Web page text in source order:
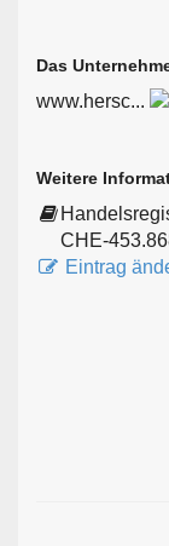
Das
www.hersc...
Weitere
CHE-
Eintrag